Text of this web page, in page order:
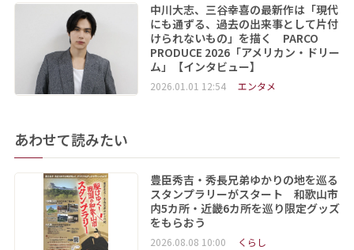
中川大志、三谷幸喜の最新作は「現代
にも通ずる、過去の出来事として片付
けられないもの」を描く PARCO
PRODUCE 2026「アメリカン・ドリー
ム」【インタビュー】
2026.01.01 12:54 エンタメ
あわせて読みたい
豊臣秀吉・秀長兄弟ゆかりの地を巡る
スタンプラリーがスタート 和歌山市
内5カ所・近畿6カ所を巡り限定グッズ
をもらおう
2026.08.08 10:00 くらし